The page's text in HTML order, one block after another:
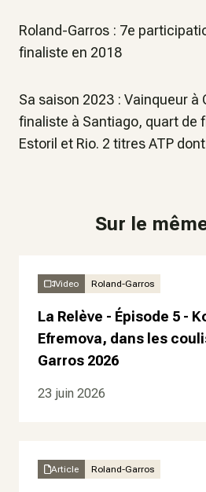
Roland-Garros : 7e
finaliste en 2018
Sa saison 2023 : Vainqueur à
finaliste à Santiago, quart de
Estoril et Rio. 2 titres ATP
Sur le
Video Roland-Garros
La Relève - Épisode 5 -
Efremova, dans les
Garros 2026
23 juin 2026
Article Roland-Garros